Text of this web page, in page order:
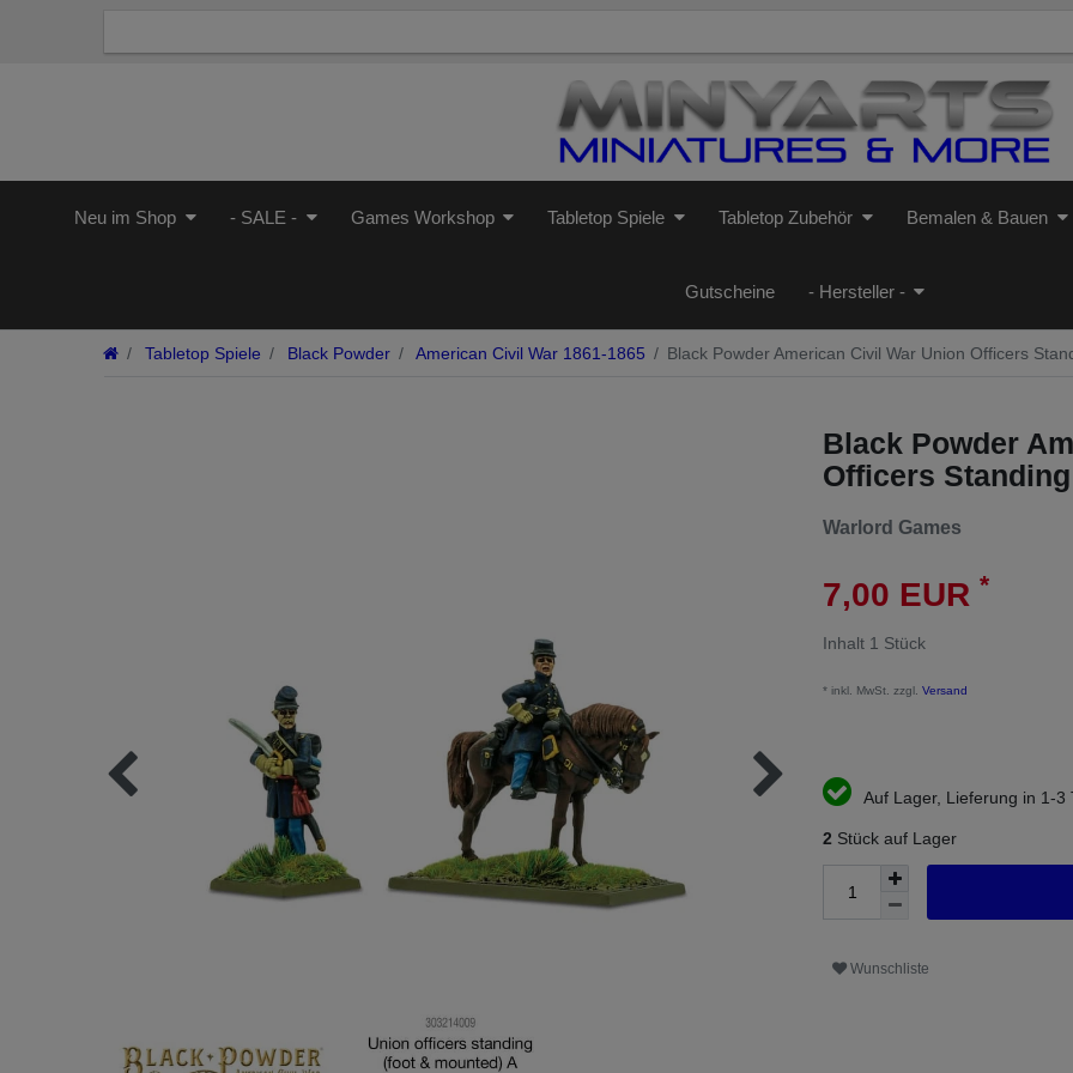
Neu im Shop - SALE - Games Workshop Tabletop Spiele Tabletop Zubehör Bemalen & Bauen
Gutscheine - Hersteller -
Tabletop Spiele Black Powder American Civil War 1861-1865 Black Powder American Civil War Union Officers
Black Powder
Officers
Warlord Games
7,00 EUR *
Inhalt 1 Stück
* inkl. MwSt. zzgl. Versand
Auf Lager, Lieferung in 1-3
2 Stück auf Lager
Wunschliste